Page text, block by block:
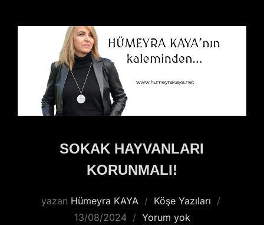
SOKAK HAYVANLARI
KORUNMALI!
yazan Hümeyra KAYA
Köşe Yazıları
13/08/2024
Yorum yok